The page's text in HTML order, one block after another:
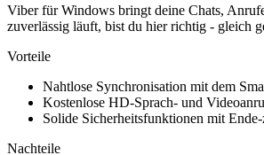
Viber für Windows bringt deine Chats,
zuverlässig läuft, bist du hier richtig - gleich
Vorteile
Nahtlose Synchronisation mit dem
Kostenlose HD-Sprach- und
Solide Sicherheitsfunktionen mit
Nachteile